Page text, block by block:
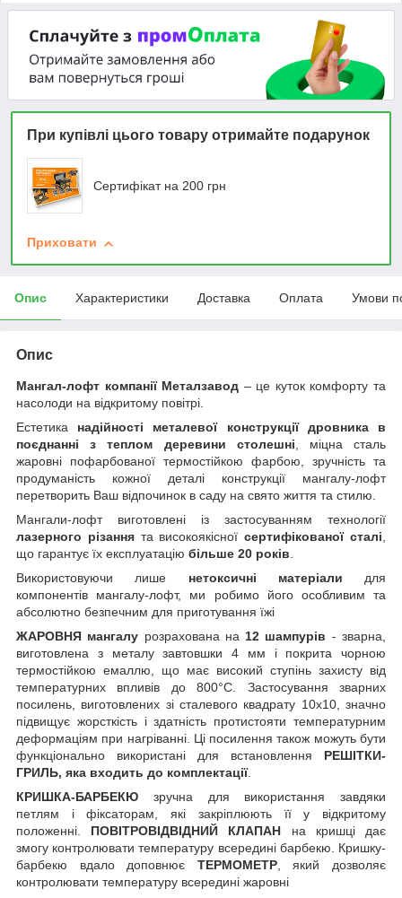
При купівлі цього товару отримайте подарунок
Сертифікат на 200 грн
Приховати
Опис Характеристики Доставка Оплата Умови
Опис
Мангал-лофт компанії Металзавод – це куток комфорту та
насолоди на відкритому повітрі.
Естетика надійності металевої конструкції дровника в
поєднанні з теплом деревини столешні, міцна сталь
жаровні пофарбованої термостійкою фарбою, зручність та
продуманість кожної деталі конструкції мангалу-лофт
перетворить Ваш відпочинок в саду на свято життя та стилю.
Мангали-лофт виготовлені із застосуванням технології
лазерного різаннята високоякісноїсертифікованої сталі,
що гарантує їх експлуатацію більше 20 років.
Використовуючи лише нетоксичні матеріали для
компонентів мангалу-лофт, ми робимо його особливим та
абсолютно безпечним для приготування їжі
ЖАРОВНЯ мангалу розрахована на12 шампурів - зварна,
виготовлена з металу завтовшки 4 мм і покрита чорною
термостійкою емаллю, що має високий ступінь захисту від
температурних впливів до 800°C. Застосування зварних
посилень, виготовлених зі сталевого квадрату 10х10, значно
підвищує жорсткість і здатність протистояти температурним
деформаціям при нагріванні. Ці посилення також можуть бути
функціонально використані для встановлення РЕШІТКИ-
ГРИЛЬ, яка входить до комплектації.
КРИШКА-БАРБЕКЮ зручна для використання завдяки
петлям і фіксаторам, які закріплюють її у відкритому
положенні. ПОВІТРОВІДВІДНИЙ КЛАПАН на кришці дає
змогу контролювати температуру всередині барбекю. Кришку-
барбекю вдало доповнює ТЕРМОМЕТР, який дозволяє
контролювати температуру всередині жаровні